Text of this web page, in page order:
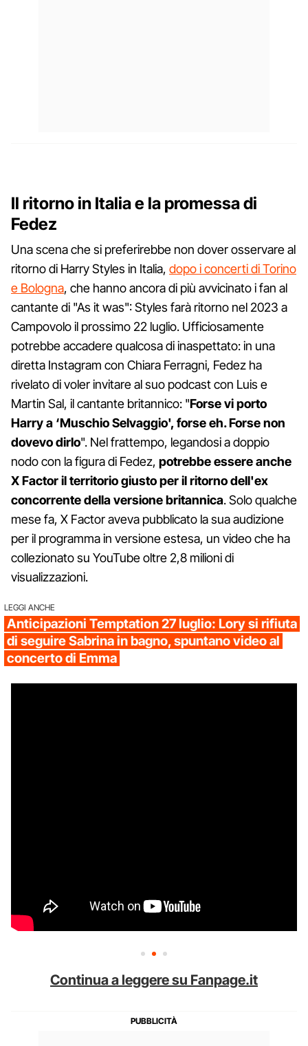
Il ritorno in Italia e la promessa di
Fedez
Una scena che si preferirebbe non dover osservare al
ritorno di Harry Styles in Italia, dopo i concerti di Torino
e Bologna, che hanno ancora di più avvicinato i fan al
cantante di "As it was": Styles farà ritorno nel 2023 a
Campovolo il prossimo 22 luglio. Ufficiosamente
potrebbe accadere qualcosa di inaspettato: in una
diretta Instagram con Chiara Ferragni, Fedez ha
rivelato di voler invitare al suo podcast con Luis e
Martin Sal, il cantante britannico: "Forse vi porto
Harry a ‘Muschio Selvaggio', forse eh. Forse non
dovevo dirlo". Nel frattempo, legandosi a doppio
nodo con la figura di Fedez, potrebbe essere anche
X Factor il territorio giusto per il ritorno dell'ex
concorrente della versione britannica. Solo qualche
mese fa, X Factor aveva pubblicato la sua audizione
per il programma in versione estesa, un video che ha
collezionato su YouTube oltre 2,8 milioni di
visualizzazioni.
LEGGI ANCHE
Anticipazioni Temptation 27 luglio: Lory si rifiuta
di seguire Sabrina in bagno, spuntano video al
concerto di Emma
Continua a leggere su Fanpage.it